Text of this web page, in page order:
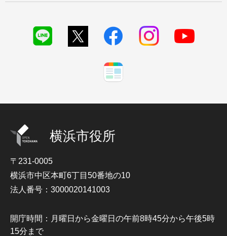
横浜市役所
〒231-0005
横浜市中区本町6丁目50番地の10
法人番号：3000020141003
開庁時間：月曜日から金曜日の午前8時45分から午後5時
15分まで